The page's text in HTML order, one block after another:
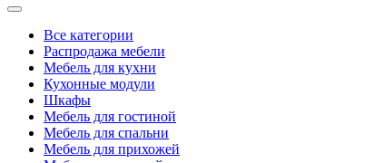
Все категории
Распродажа мебели
Мебель для кухни
Кухонные модули
Шкафы
Мебель для гостиной
Мебель для спальни
Мебель для прихожей